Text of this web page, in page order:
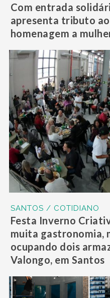
Com entrada
apresenta tributo
homenagem a
SANTOS / COTIDIANO
Festa Inverno
muita gastronomia,
ocupando dois
Valongo, em Santos